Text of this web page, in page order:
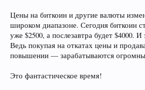
Цены на биткоин и другие валюты
широком диапазоне. Сегодня биткоин
уже $2500, а послезавтра будет $4000.
Ведь покупая на откатах цены и
повышении — зарабатываются
Это фантастическое время!